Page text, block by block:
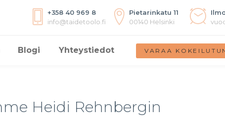
+358 40 969 8
info@taidetoolo.fi
Pietarinkatu 11
00140 Helsinki
Blogi Yhteystiedot VARAA
Heidi Rehnbergin